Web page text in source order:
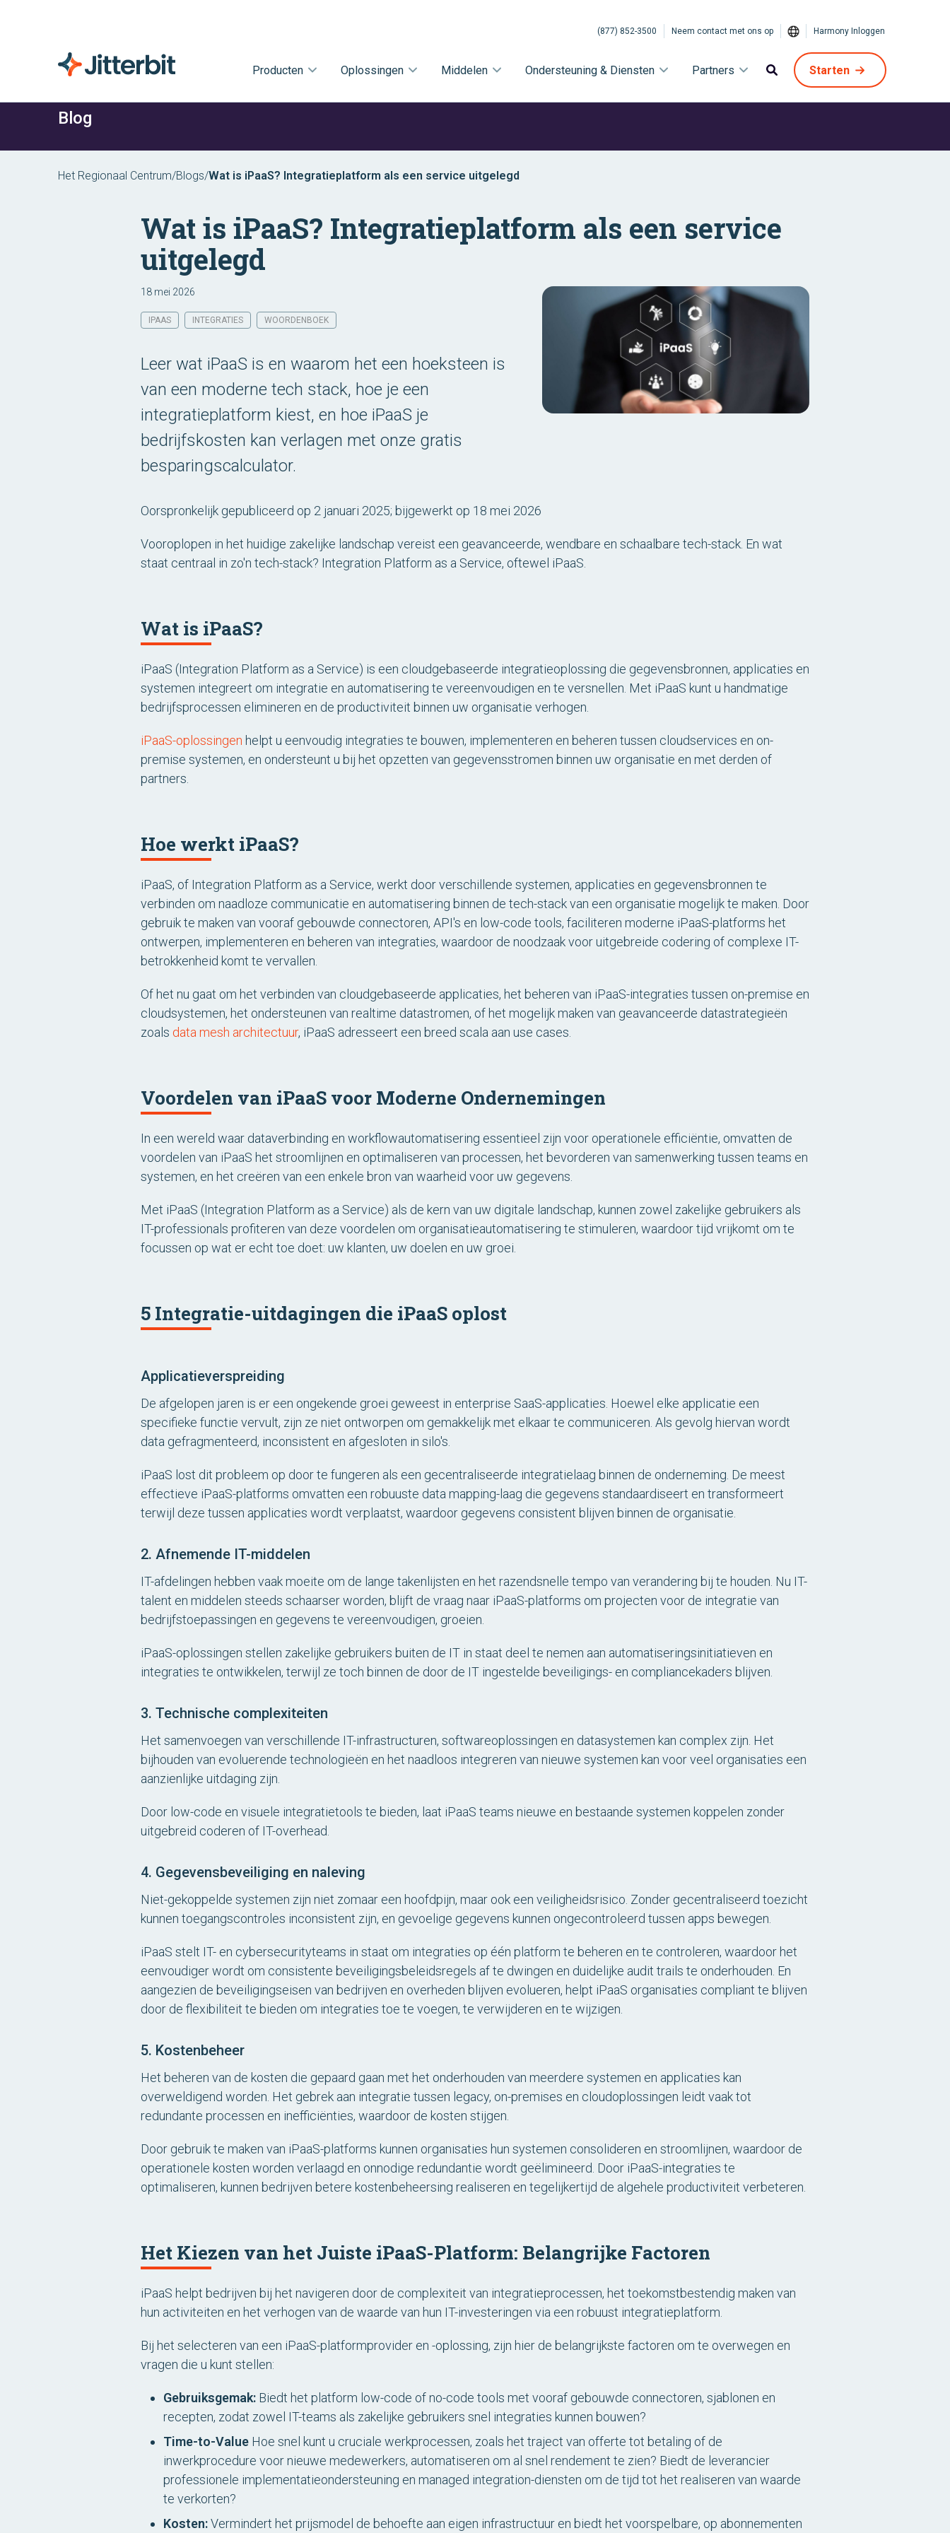
(877) 852-3500 Neem contact met ons op Harmony Inloggen
Producten Oplossingen Middelen Ondersteuning & Diensten Partners Starten
Blog
Het Regionaal Centrum/Blogs/Wat is iPaaS? Integratieplatform als een service uitgelegd
Wat is iPaaS? Integratieplatform als een service
uitgelegd
18 mei 2026
IPAAS INTEGRATIES WOORDENBOEK
Leer wat iPaaS is en waarom het een hoeksteen is
van een moderne tech stack, hoe je een
integratieplatform kiest, en hoe iPaaS je
bedrijfskosten kan verlagen met onze gratis
besparingscalculator.
Oorspronkelijk gepubliceerd op 2 januari 2025; bijgewerkt op 18 mei 2026
Vooroplopen in het huidige zakelijke landschap vereist een geavanceerde, wendbare en schaalbare tech-stack. En wat
staat centraal in zo'n tech-stack? Integration Platform as a Service, oftewel iPaaS.
Wat is iPaaS?
iPaaS (Integration Platform as a Service) is een cloudgebaseerde integratieoplossing die gegevensbronnen, applicaties en
systemen integreert om integratie en automatisering te vereenvoudigen en te versnellen. Met iPaaS kunt u handmatige
bedrijfsprocessen elimineren en de productiviteit binnen uw organisatie verhogen.
iPaaS-oplossingen helpt u eenvoudig integraties te bouwen, implementeren en beheren tussen cloudservices en on-
premise systemen, en ondersteunt u bij het opzetten van gegevensstromen binnen uw organisatie en met derden of
partners.
Hoe werkt iPaaS?
iPaaS, of Integration Platform as a Service, werkt door verschillende systemen, applicaties en gegevensbronnen te
verbinden om naadloze communicatie en automatisering binnen de tech-stack van een organisatie mogelijk te maken. Door
gebruik te maken van vooraf gebouwde connectoren, API's en low-code tools, faciliteren moderne iPaaS-platforms het
ontwerpen, implementeren en beheren van integraties, waardoor de noodzaak voor uitgebreide codering of complexe IT-
betrokkenheid komt te vervallen.
Of het nu gaat om het verbinden van cloudgebaseerde applicaties, het beheren van iPaaS-integraties tussen on-premise en
cloudsystemen, het ondersteunen van realtime datastromen, of het mogelijk maken van geavanceerde datastrategieën
zoals data mesh architectuur, iPaaS adresseert een breed scala aan use cases.
Voordelen van iPaaS voor Moderne Ondernemingen
In een wereld waar dataverbinding en workflowautomatisering essentieel zijn voor operationele efficiëntie, omvatten de
voordelen van iPaaS het stroomlijnen en optimaliseren van processen, het bevorderen van samenwerking tussen teams en
systemen, en het creëren van een enkele bron van waarheid voor uw gegevens.
Met iPaaS (Integration Platform as a Service) als de kern van uw digitale landschap, kunnen zowel zakelijke gebruikers als
IT-professionals profiteren van deze voordelen om organisatieautomatisering te stimuleren, waardoor tijd vrijkomt om te
focussen op wat er echt toe doet: uw klanten, uw doelen en uw groei.
5 Integratie-uitdagingen die iPaaS oplost
Applicatieverspreiding
De afgelopen jaren is er een ongekende groei geweest in enterprise SaaS-applicaties. Hoewel elke applicatie een
specifieke functie vervult, zijn ze niet ontworpen om gemakkelijk met elkaar te communiceren. Als gevolg hiervan wordt
data gefragmenteerd, inconsistent en afgesloten in silo's.
iPaaS lost dit probleem op door te fungeren als een gecentraliseerde integratielaag binnen de onderneming. De meest
effectieve iPaaS-platforms omvatten een robuuste data mapping-laag die gegevens standaardiseert en transformeert
terwijl deze tussen applicaties wordt verplaatst, waardoor gegevens consistent blijven binnen de organisatie.
2. Afnemende IT-middelen
IT-afdelingen hebben vaak moeite om de lange takenlijsten en het razendsnelle tempo van verandering bij te houden. Nu IT-
talent en middelen steeds schaarser worden, blijft de vraag naar iPaaS-platforms om projecten voor de integratie van
bedrijfstoepassingen en gegevens te vereenvoudigen, groeien.
iPaaS-oplossingen stellen zakelijke gebruikers buiten de IT in staat deel te nemen aan automatiseringsinitiatieven en
integraties te ontwikkelen, terwijl ze toch binnen de door de IT ingestelde beveiligings- en compliancekaders blijven.
3. Technische complexiteiten
Het samenvoegen van verschillende IT-infrastructuren, softwareoplossingen en datasystemen kan complex zijn. Het
bijhouden van evoluerende technologieën en het naadloos integreren van nieuwe systemen kan voor veel organisaties een
aanzienlijke uitdaging zijn.
Door low-code en visuele integratietools te bieden, laat iPaaS teams nieuwe en bestaande systemen koppelen zonder
uitgebreid coderen of IT-overhead.
4. Gegevensbeveiliging en naleving
Niet-gekoppelde systemen zijn niet zomaar een hoofdpijn, maar ook een veiligheidsrisico. Zonder gecentraliseerd toezicht
kunnen toegangscontroles inconsistent zijn, en gevoelige gegevens kunnen ongecontroleerd tussen apps bewegen.
iPaaS stelt IT- en cybersecurityteams in staat om integraties op één platform te beheren en te controleren, waardoor het
eenvoudiger wordt om consistente beveiligingsbeleidsregels af te dwingen en duidelijke audit trails te onderhouden. En
aangezien de beveiligingseisen van bedrijven en overheden blijven evolueren, helpt iPaaS organisaties compliant te blijven
door de flexibiliteit te bieden om integraties toe te voegen, te verwijderen en te wijzigen.
5. Kostenbeheer
Het beheren van de kosten die gepaard gaan met het onderhouden van meerdere systemen en applicaties kan
overweldigend worden. Het gebrek aan integratie tussen legacy, on-premises en cloudoplossingen leidt vaak tot
redundante processen en inefficiënties, waardoor de kosten stijgen.
Door gebruik te maken van iPaaS-platforms kunnen organisaties hun systemen consolideren en stroomlijnen, waardoor de
operationele kosten worden verlaagd en onnodige redundantie wordt geëlimineerd. Door iPaaS-integraties te
optimaliseren, kunnen bedrijven betere kostenbeheersing realiseren en tegelijkertijd de algehele productiviteit verbeteren.
Het Kiezen van het Juiste iPaaS-Platform: Belangrijke Factoren
iPaaS helpt bedrijven bij het navigeren door de complexiteit van integratieprocessen, het toekomstbestendig maken van
hun activiteiten en het verhogen van de waarde van hun IT-investeringen via een robuust integratieplatform.
Bij het selecteren van een iPaaS-platformprovider en -oplossing, zijn hier de belangrijkste factoren om te overwegen en
vragen die u kunt stellen:
Gebruiksgemak: Biedt het platform low-code of no-code tools met vooraf gebouwde connectoren, sjablonen en
recepten, zodat zowel IT-teams als zakelijke gebruikers snel integraties kunnen bouwen?
Time-to-Value Hoe snel kunt u cruciale werkprocessen, zoals het traject van offerte tot betaling of de
inwerkprocedure voor nieuwe medewerkers, automatiseren om al snel rendement te zien? Biedt de leverancier
professionele implementatieondersteuning en managed integration-diensten om de tijd tot het realiseren van waarde
te verkorten?
Kosten:Vermindert het prijsmodel de behoefte aan eigen infrastructuur en biedt het voorspelbare, op abonnementen